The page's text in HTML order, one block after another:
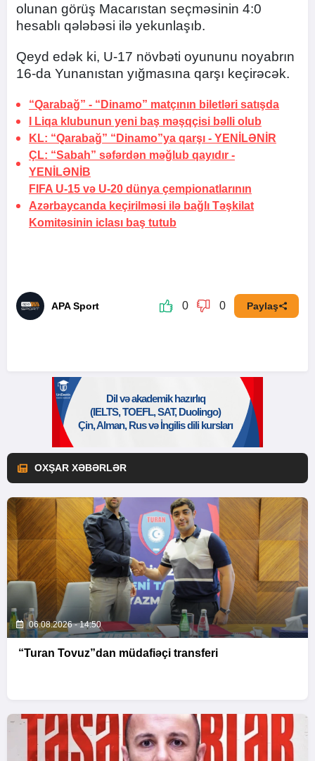
olunan görüş Macarıstan seçməsinin 4:0
hesablı qələbəsi ilə yekunlaşıb.
Qeyd edək ki, U-17 növbəti oyununu noyabrın
16-da Yunanıstan yığmasına qarşı keçirəcək.
“Qarabağ” - “Dinamo” matçının biletləri satışda
I Liqa klubunun yeni baş məşqçisi bəlli olub
KL: “Qarabağ” “Dinamo”ya qarşı - YENİLƏNİR
ÇL: “Sabah” səfərdən məğlub qayıdır -
YENİLƏNİB
FIFA U-15 və U-20 dünya çempionatlarının
Azərbaycanda keçirilməsi ilə bağlı Təşkilat
Komitəsinin iclası baş tutub
APA Sport 0 0 Paylaş
OXŞAR XƏBƏRLƏR
06.08.2026 - 14:50
“Turan Tovuz”dan müdafiəçi transferi